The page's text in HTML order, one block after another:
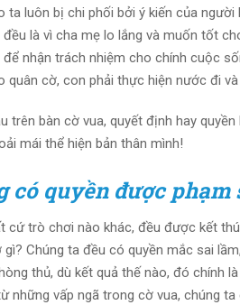
ta luôn bị chi phối bởi ý kiến của
đều là vì cha mẹ lo lắng và muốn tốt
để nhận trách nhiệm cho chính cuộc
quân cờ, con phải thực hiện nước đi
trên bàn cờ vua, quyết định hay
mái thể hiện bản thân mình!
có quyền được phạm
cứ trò chơi nào khác, đều được kết
Chúng ta đều có quyền mắc sai
thủ, dù kết quả thế nào, đó chính
những vấp ngã trong cờ vua, chúng